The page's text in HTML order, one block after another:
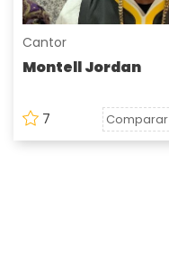
Cantor
Montell Jordan
7 Comparar